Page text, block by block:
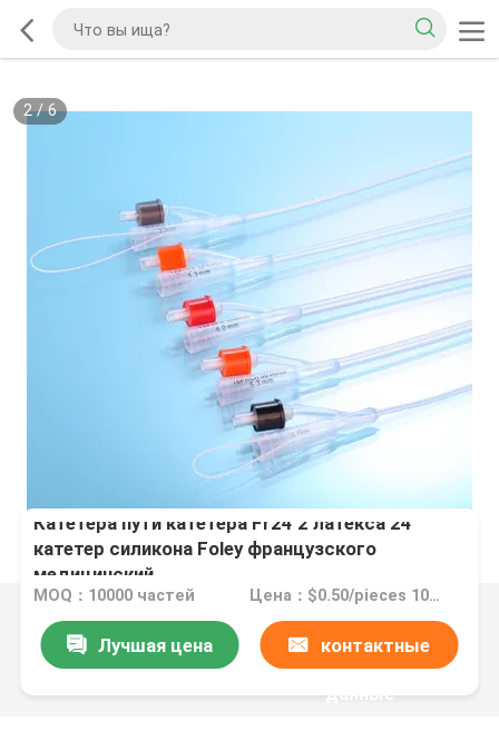
2/6
Катетера пути катетера Fr24 2 латекса 24
катетер силикона Foley французского
медицинский
MOQ：10000 частей Цена：$0.50/pieces 10000-49999 pieces
Лучшая цена контактные
данные